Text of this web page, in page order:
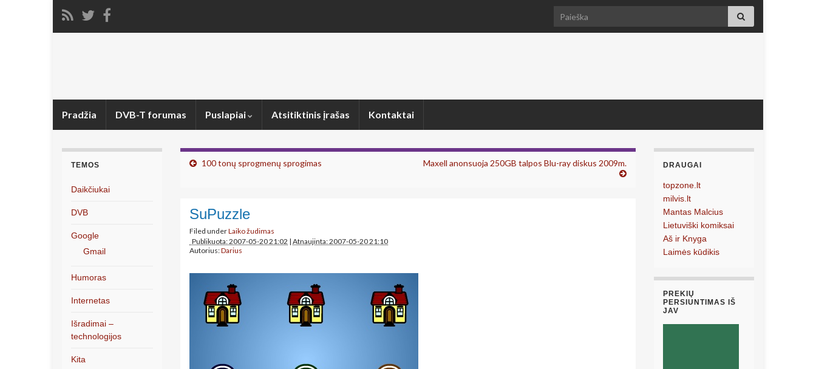
Search for:
Pradžia DVB-T forumas Puslapiai Atsitiktinis įrašas Kontaktai
100 tonų sprogmenų sprogimas Maxell anonsuoja 250GB talpos Blu-ray diskus 2009m.
SuPuzzle
Filed underLaiko žudimas
Publikuota: 2007-05-20 21:02 | Atnaujinta: 2007-05-20 21:10
Autorius:Darius
TEMOS
Daikčiukai
DVB
Google
Gmail
Humoras
Internetas
Išradimai –
technologijos
Kita
DRAUGAI
topzone.lt
milvis.lt
Mantas Malcius
Lietuviški komiksai
Aš ir Knyga
Laimės kūdikis
PREKIŲ
PERSIUNTIMAS IŠ
JAV